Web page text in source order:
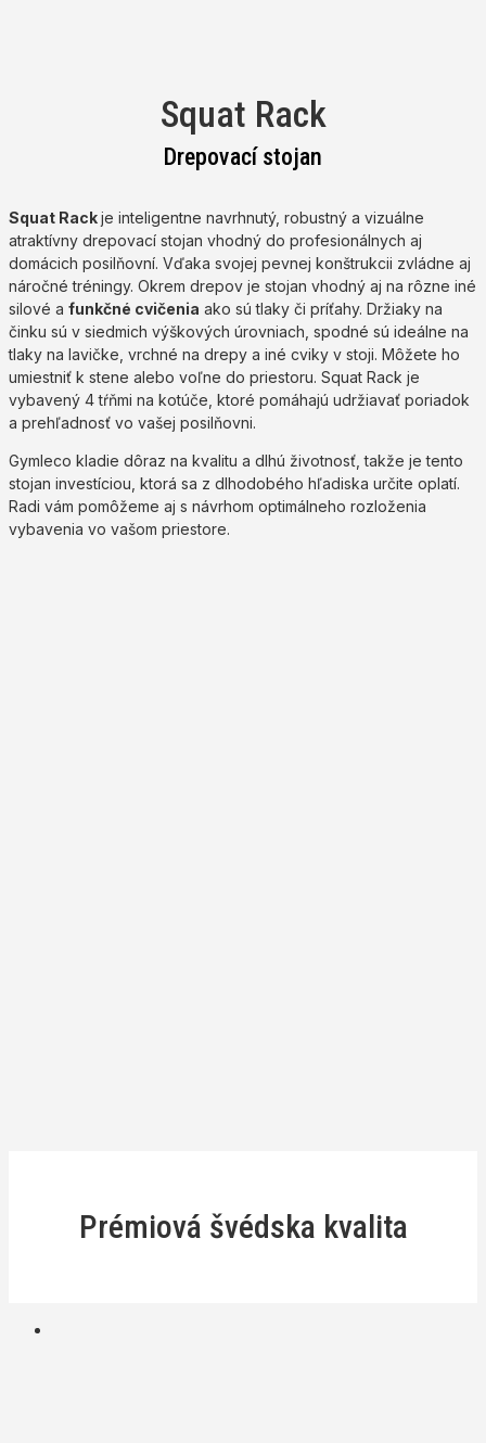
Squat Rack
Drepovací stojan
Squat Rackje inteligentne navrhnutý, robustný a vizuálne
atraktívny drepovací stojan vhodný do profesionálnych aj
domácich posilňovní. Vďaka svojej pevnej konštrukcii zvládne aj
náročné tréningy. Okrem drepov je stojan vhodný aj na rôzne iné
silové a funkčné cvičenia ako sú tlaky či príťahy. Držiaky na
činku sú v siedmich výškových úrovniach, spodné sú ideálne na
tlaky na lavičke, vrchné na drepy a iné cviky v stoji. Môžete ho
umiestniť k stene alebo voľne do priestoru. Squat Rack je
vybavený 4 tŕňmi na kotúče, ktoré pomáhajú udržiavať poriadok
a prehľadnosť vo vašej posilňovni.
Gymleco kladie dôraz na kvalitu a dlhú životnosť, takže je tento
stojan investíciou, ktorá sa z dlhodobého hľadiska určite oplatí.
Radi vám pomôžeme aj s návrhom optimálneho rozloženia
vybavenia vo vašom priestore.
Prémiová švédska kvalita